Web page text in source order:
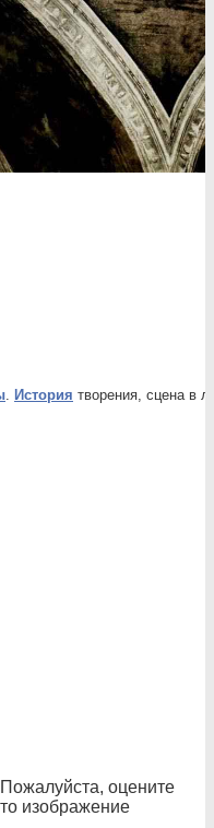
. История творения, сцена в
Пожалуйста, оцените
изображение